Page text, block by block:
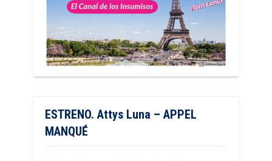
ESTRENO. Attys Luna – APPEL
MANQUÉ